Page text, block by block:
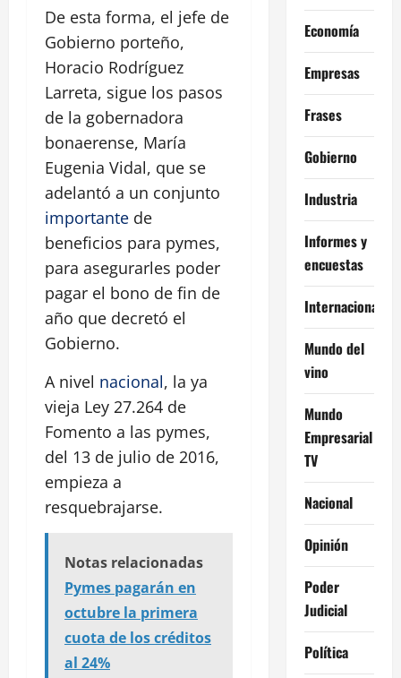
De esta forma, el jefe de
Gobierno porteño,
Horacio Rodríguez
Larreta, sigue los pasos
de la gobernadora
bonaerense, María
Eugenia Vidal, que se
adelantó a un conjunto
importante de
beneficios para pymes,
para asegurarles poder
pagar el bono de fin de
año que decretó el
Gobierno.
A nivel nacional, la ya
vieja Ley 27.264 de
Fomento a las pymes,
del 13 de julio de 2016,
empieza a
resquebrajarse.
Notas relacionadas
Pymes pagarán en
octubre la primera
cuota de los créditos
al 24%
Economía
Empresas
Frases
Gobierno
Industria
Informes y
encuestas
Internacional
Mundo del
vino
Mundo
Empresarial
TV
Nacional
Opinión
Poder
Judicial
Política